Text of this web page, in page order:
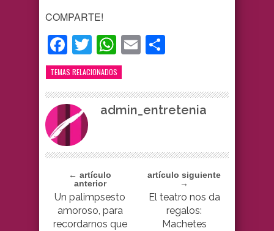
COMPARTE!
Facebook
TwitterWhatsApp
Email
TEMAS RELACIONADOS
admin_entretenia
← artículo
anterior
Un palimpsesto
amoroso, para
recordarnos que
artículo siguiente
→
El teatro nos da
regalos:
Machetes